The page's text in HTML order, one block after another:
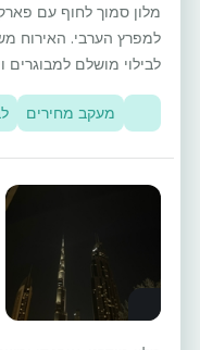
מלון סמוך לחוף עם
למפרץ הערבי. האירוח
לבילוי מושלם למבוגרים
מעקב מחירים